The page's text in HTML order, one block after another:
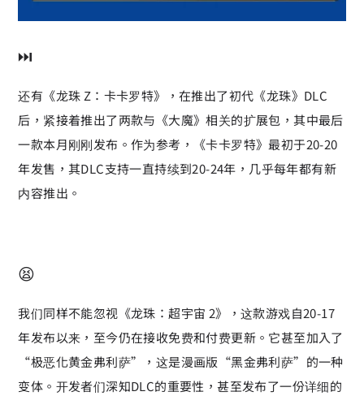
⏭️
还有《龙珠 Z：卡卡罗特》，在推出了初代《龙珠》DLC
后，紧接着推出了两款与《大魔》相关的扩展包，其中最后
一款本月刚刚发布。作为参考，《卡卡罗特》最初于20-20
年发售，其DLC支持一直持续到20-24年，几乎每年都有新
内容推出。
😫
我们同样不能忽视《龙珠：超宇宙 2》，这款游戏自20-17
年发布以来，至今仍在接收免费和付费更新。它甚至加入了
“极恶化黄金弗利萨”，这是漫画版“黑金弗利萨”的一种
变体。开发者们深知DLC的重要性，甚至发布了一份详细的